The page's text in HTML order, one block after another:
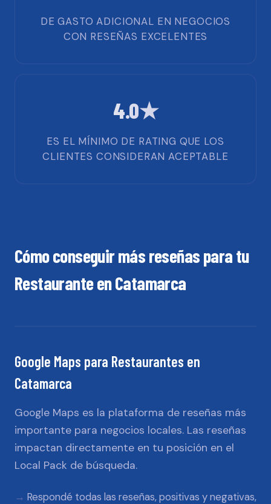
DE GASTO ADICIONAL EN NEGOCIOS
CON RESEÑAS EXCELENTES
4.0★
ES EL MÍNIMO DE RATING QUE LOS
CLIENTES CONSIDERAN ACEPTABLE
Cómo conseguir más reseñas para tu
RestauranteenCatamarca
Google Maps para Restaurantes en
Catamarca
Google Maps es la plataforma de reseñas más
importante para negocios locales. Las reseñas
impactan directamente en tu posición en el
Local Pack de búsqueda.
Respondé todas las reseñas, positivas y negativas,